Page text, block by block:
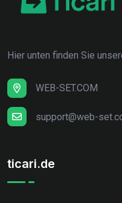
Hier unten finden Sie
WEB-SET.COM
support@web-
ticari.de